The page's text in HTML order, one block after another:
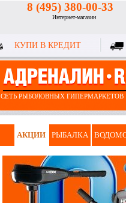
8 (495) 380-00-33
Интернет-магазин
КУПИ В КРЕДИТ
СЕТЬ РЫБОЛОВНЫХ ГИПЕРМАРКЕТОВ
АКЦИИ РЫБАЛКА